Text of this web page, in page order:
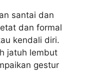
santai dan
dan formal
kendali diri.
jatuh lembut
gestur